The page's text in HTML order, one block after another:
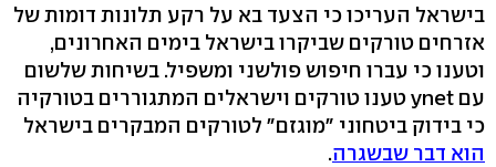
בישראל העריכו כי הצעד בא על רקע תלונות דומות של
אזרחים טורקים שביקרו בישראל בימים האחרונים,
וטענו כי עברו חיפוש פולשני ומשפיל. בשיחות שלשום
עם ynet טענו טורקים וישראלים המתגוררים בטורקיה
כי בידוק ביטחוני "מוגזם" לטורקים המבקרים בישראל
הוא דבר שבשגרה.